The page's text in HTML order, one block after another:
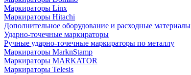
Маркираторы Linx
Маркираторы Hitachi
Дополнительное оборудование и расходные материалы
Ударно-точечные маркираторы
Ручные ударно-точечные маркираторы по металлу
Маркираторы MarknStamp
Маркираторы MARKATOR
Маркираторы Telesis